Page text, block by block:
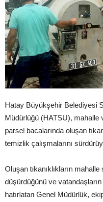
Hatay Büyükşehir Belediyesi
Müdürlüğü (HATSU), mahalle
parsel bacalarında oluşan
temizlik çalışmalarını
Oluşan tıkanıklıkların
düşürdüğünü ve
hatırlatan Genel Müdürlük,